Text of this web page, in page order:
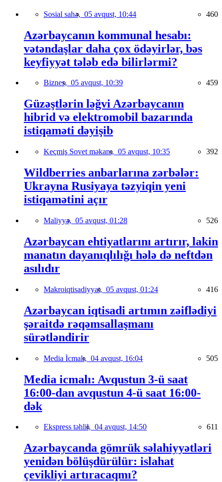
Sosial sahə, 05 avqust, 10:44 460
Azərbaycanın kommunal hesabı:
vətəndaşlar daha çox ödəyirlər, bəs
keyfiyyət tələb edə bilirlərmi?
Biznes, 05 avqust, 10:39 459
Güzəştlərin ləğvi Azərbaycanın
hibrid və elektromobil bazarında
istiqaməti dəyişib
Keçmiş Sovet məkanı, 05 avqust, 10:35 392
Wildberries anbarlarına zərbələr:
Ukrayna Rusiyaya təzyiqin yeni
istiqamətini açır
Maliyyə, 05 avqust, 01:28 526
Azərbaycan ehtiyatlarını artırır, lakin
manatın dayanıqlılığı hələ də neftdən
asılıdır
Makroiqtisadiyyat, 05 avqust, 01:24 416
Azərbaycan iqtisadi artımın zəiflədiyi
şəraitdə rəqəmsallaşmanı
sürətləndirir
Media İcmalı, 04 avqust, 16:04 505
Media icmalı: Avqustun 3-ü saat
16:00-dan avqustun 4-ü saat 16:00-
dək
Ekspress təhlil, 04 avqust, 14:50 611
Azərbaycanda gömrük səlahiyyətləri
yenidən bölüşdürülür: islahat
çevikliyi artıracaqmı?